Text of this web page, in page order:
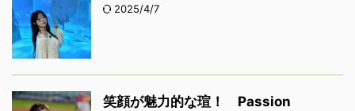
2025/4/7
笑顔が魅力的な瑄！ Passion